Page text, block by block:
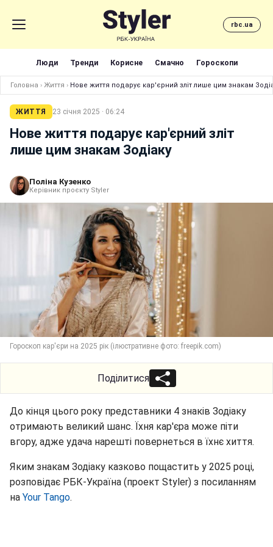
rbc.ua
Люди Тренди Корисне Смачно Гороскопи
Головна › Життя › Нове життя подарує кар'єрний зліт лише цим знакам
ЖИТТЯ 23 січня 2025 · 06:24
Нове життя подарує кар'єрний зліт
лише цим знакам Зодіаку
Поліна Кузенко
Керівник проєкту Styler
Гороскоп кар'єри на 2025 рік (ілюстративне фото: freepik.com)
Поділитися
До кінця цього року представники 4 знаків Зодіаку
отримають великий шанс. Їхня кар'єра може піти
вгору, адже удача нарешті повернеться в їхнє хиття.
Яким знакам Зодіаку казково пощастить у 2025 році,
розповідає РБК-Україна (проект Styler) з посиланням
на Your Tango.